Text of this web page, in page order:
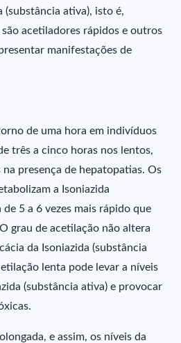
(substância ativa), isto é,
acetiladores rápidos e outros
manifestações de
de uma hora em indivíduos
três a cinco horas nos lentos,
presença de hepatopatias. Os
a Isoniazida
5 a 6 vezes mais rápido que
grau de acetilação não altera
da Isoniazida (substância
lenta pode levar a níveis
(substância ativa) e provocar
e assim, os níveis da